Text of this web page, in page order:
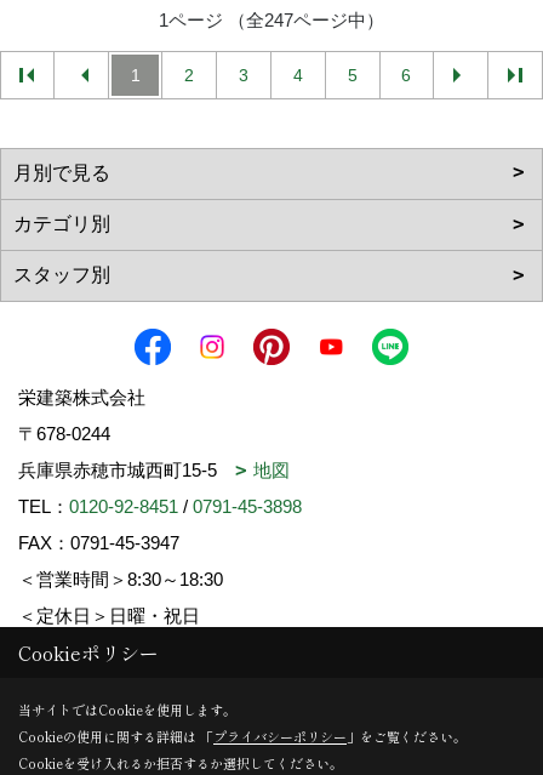
1ページ （全247ページ中）
1 2 3 4 5 6
栄建築株式会社
〒678-0244
兵庫県赤穂市城西町15-5
地図
TEL： 0120-92-8451 / 0791-45-3898
FAX：0791-45-3947
＜営業時間＞8:30～18:30
＜定休日＞日曜・祝日
Copyright (c) SAKAE-KENCHIKU. All Rights Reserved.
Produced byゴデスクリエイト
Cookieポリシー
当サイトではCookieを使用します。
Cookieの使用に関する詳細は 「プライバシーポリシー 」をご覧ください。
Cookieを受け入れるか拒否するか選択してください。